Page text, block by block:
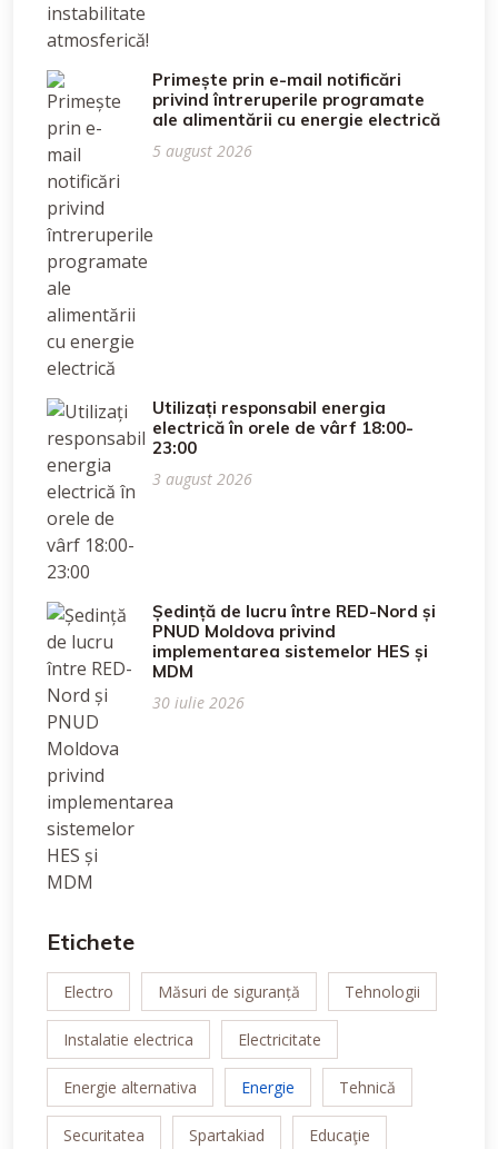
Primește prin e-mail notificări
privind întreruperile programate
ale alimentării cu energie electrică
5 august 2026
Utilizați responsabil energia
electrică în orele de vârf 18:00-
23:00
3 august 2026
Ședință de lucru între RED-Nord și
PNUD Moldova privind
implementarea sistemelor HES și
MDM
30 iulie 2026
Etichete
Electro Măsuri de siguranță Tehnologii
Instalatie electrica Electricitate
Energie alternativa Energie Tehnică
Securitatea Spartakiad Educaţie